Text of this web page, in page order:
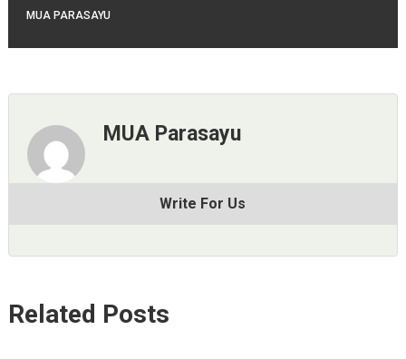
MUA PARASAYU
MUA Parasayu
Write For Us
Related Posts